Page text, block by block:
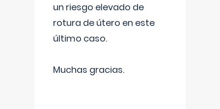
un riesgo elevado de
rotura de útero en este
último caso.
Muchas gracias.